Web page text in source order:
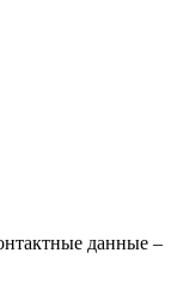
данные –